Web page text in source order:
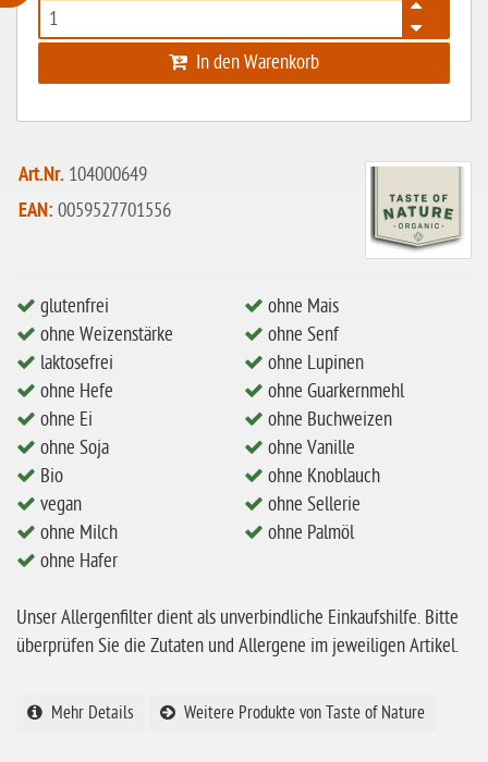
ohne Weizenstärke
ohne Soja
vegan
ohne Erdnüsse
eiweißarm / PKU
ohne Mandeln
ohne Milch
ohne Hafer
ohne Zuckerzusatz
ohne Mais
ohne Senf
In den Warenkorb
Art.Nr. 104000649
EAN: 0059527701556
glutenfrei
ohne Weizenstärke
laktosefrei
ohne Hefe
ohne Ei
ohne Soja
Bio
vegan
ohne Milch
ohne Hafer
ohne Mais
ohne Senf
ohne Lupinen
ohne Guarkernmehl
ohne Buchweizen
ohne Vanille
ohne Knoblauch
ohne Sellerie
ohne Palmöl
Unser Allergenfilter dient als unverbindliche Einkaufshilfe. Bitte
überprüfen Sie die Zutaten und Allergene im jeweiligen Artikel.
Mehr Details Weitere Produkte von Taste of Nature